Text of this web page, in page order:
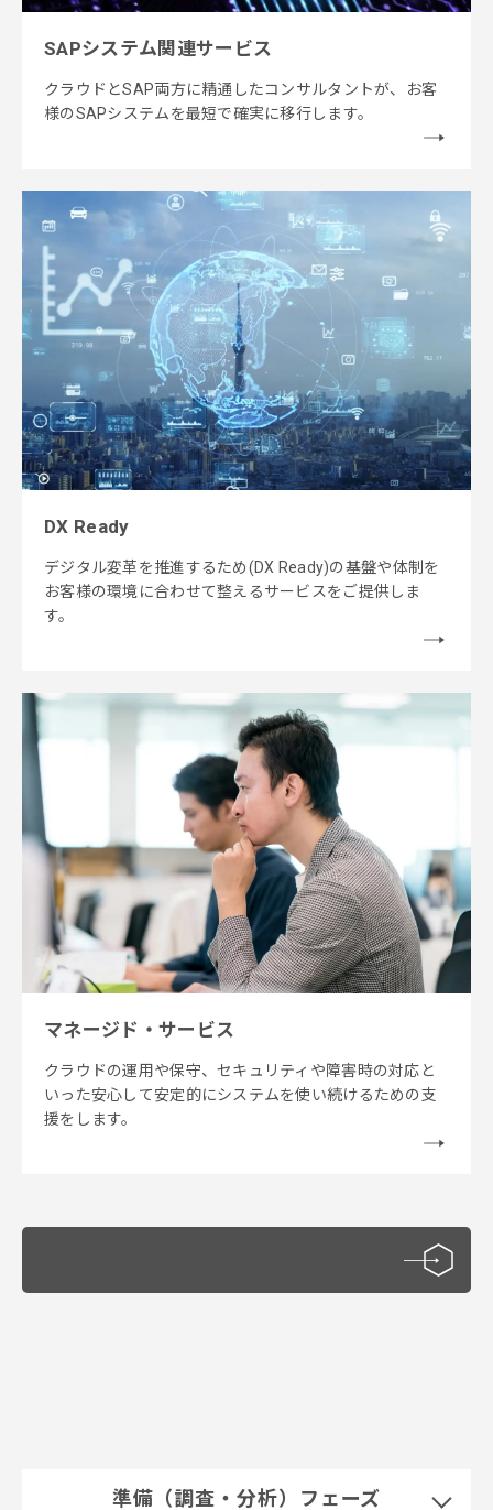
SAPシステム関連サービス
クラウドとSAP両方に精通したコンサルタントが、お客
様のSAPシステムを最短で確実に移行します。
DX Ready
デジタル変革を推進するため(DX Ready)の基盤や体制を
お客様の環境に合わせて整えるサービスをご提供しま
す。
マネージド・サービス
クラウドの運用や保守、セキュリティや障害時の対応と
いった安心して安定的にシステムを使い続けるための支
援をします。
準備（調査・分析）フェーズ